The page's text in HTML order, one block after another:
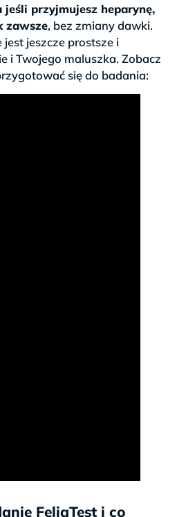
jeśli przyjmujesz heparynę,
zawsze, bez zmiany dawki.
jeszcze prostsze i
i Twojego maluszka. Zobacz
się do badania:
FeliaTest i co